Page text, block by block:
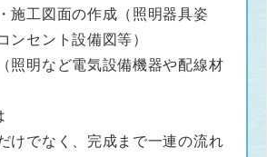
施工図面の作成（照明器具姿
ンセント設備図等）
照明など電気設備機器や配線材
けでなく、完成まで一連の流れ